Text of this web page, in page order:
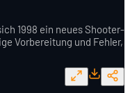
1998 ein neues Shooter-
Vorbereitung und Fehler,